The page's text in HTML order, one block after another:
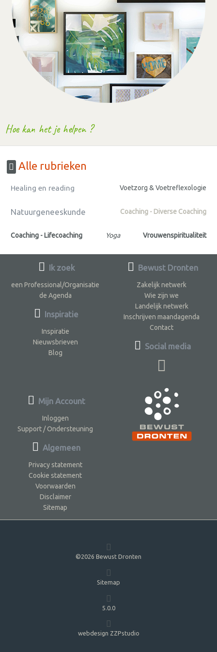
Hoe kan het je helpen ?
Alle rubrieken
Healing en reading Voetzorg & Voetreflexologie
Natuurgeneeskunde Coaching - Diverse Coaching
Coaching - Lifecoaching Yoga Vrouwenspiritualiteit
Ik zoek
een Professional/Organisatie
de Agenda
Inspiratie
Inspiratie
Nieuwsbrieven
Blog
Bewust Dronten
Zakelijk netwerk
Wie zijn we
Landelijk netwerk
Inschrijven maandagenda
Contact
Social media
Mijn Account
Inloggen
Support / Ondersteuning
Algemeen
Privacy statement
Cookie statement
Voorwaarden
Disclaimer
Sitemap
©2026 Bewust Dronten
Sitemap
5.0.0
webdesign ZZPstudio